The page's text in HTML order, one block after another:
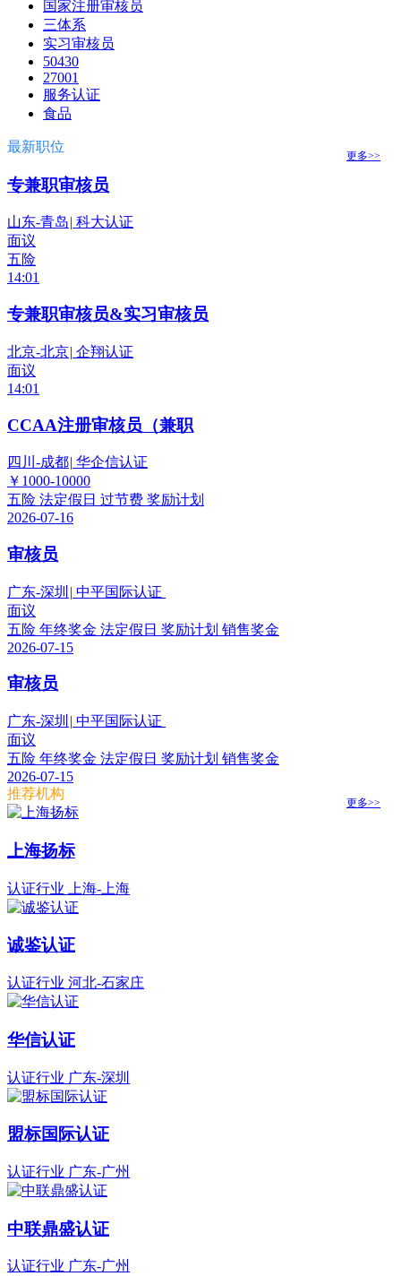
国家注册审核员
三体系
实习审核员
50430
27001
服务认证
食品
最新职位
更多>>
专兼职审核员
山东-青岛| 科大认证
面议
五险
14:01
专兼职审核员&实习审核员
北京-北京| 企翔认证
面议
14:01
CCAA注册审核员（兼职
四川-成都| 华企信认证
￥1000-10000
五险 法定假日 过节费 奖励计划
2026-07-16
审核员
广东-深圳 | 中平国际认证
面议
五险 年终奖金 法定假日 奖励计划 销售奖金
2026-07-15
审核员
广东-深圳 | 中平国际认证
面议
五险 年终奖金 法定假日 奖励计划 销售奖金
2026-07-15
推荐机构
更多>>
上海扬标
认证行业 上海-上海
诚鉴认证
认证行业 河北-石家庄
华信认证
认证行业 广东-深圳
盟标国际认证
认证行业 广东-广州
中联鼎盛认证
认证行业 广东-广州